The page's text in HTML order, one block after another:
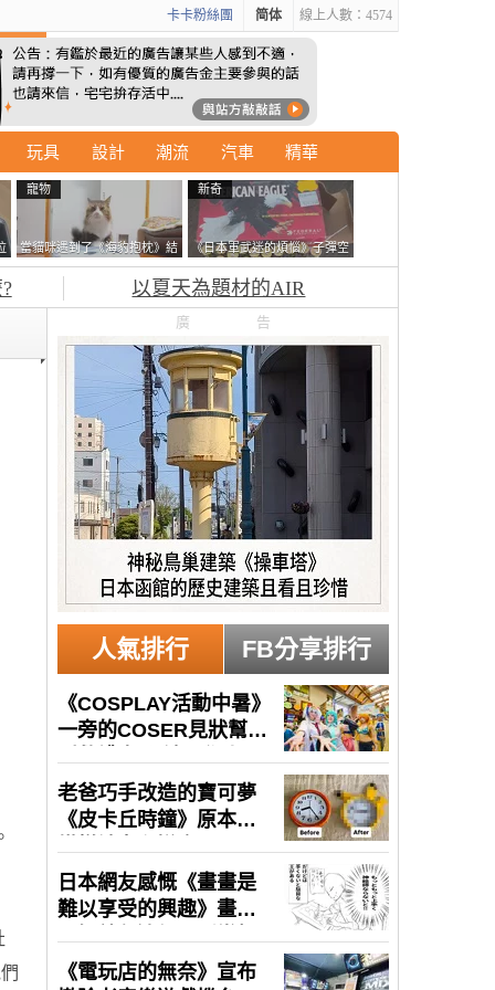
線上人數：4574
简体
卡卡粉絲團
玩具 設計 潮流 汽車 精華
寵物
當貓咪遇到了《海豹抱枕》結
果玩了10天後，海豹一整個走
新奇
《日本軍武迷的煩惱》子彈空
盒在日本超級貴 美國網友直
接一大箱寄給他了
以夏天為題材的AIR
廣告
人氣排行 FB分享排行